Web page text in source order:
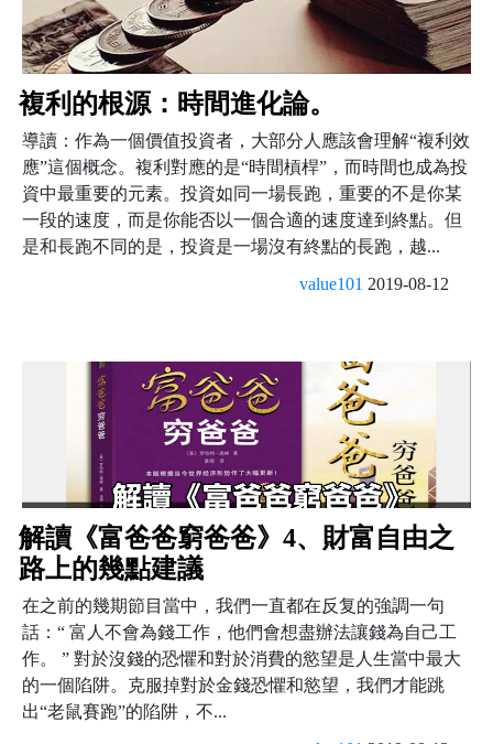
複利的根源：時間進化論。
導讀：作為一個價值投資者，大部分人應該會理解“複利效
應”這個概念。複利對應的是“時間槓桿”，而時間也成為投
資中最重要的元素。投資如同一場長跑，重要的不是你某
一段的速度，而是你能否以一個合適的速度達到終點。但
是和長跑不同的是，投資是一場沒有終點的長跑，越...
value101 2019-08-12
解讀《富爸爸窮爸爸》4、財富自由之
路上的幾點建議
在之前的幾期節目當中，我們一直都在反复的強調一句
話：“ 富人不會為錢工作，他們會想盡辦法讓錢為自己工
作。 ” 對於沒錢的恐懼和對於消費的慾望是人生當中最大
的一個陷阱。克服掉對於金錢恐懼和慾望，我們才能跳
出“老鼠賽跑”的陷阱，不...